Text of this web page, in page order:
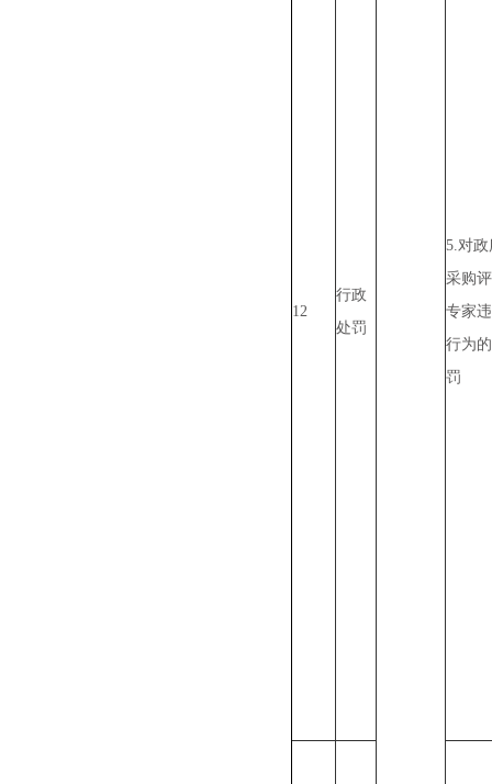
12
行政
处罚
5.对政
采购
专家
行为
罚